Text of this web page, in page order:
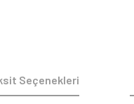
Seçenekleri